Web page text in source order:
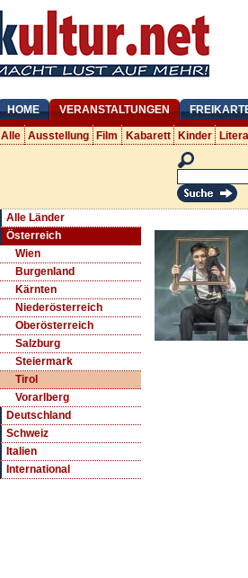
HOME VERANSTALTUNGEN
Alle Ausstellung Film Kabarett Kinder
Alle Länder
Österreich
Wien
Burgenland
Kärnten
Niederösterreich
Oberösterreich
Salzburg
Steiermark
Tirol
Vorarlberg
Deutschland
Schweiz
Italien
International